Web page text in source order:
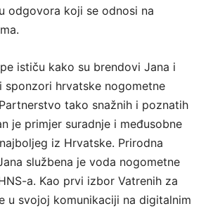
odgovora koji se odnosi na
ističu kako su brendovi Jana i
sponzori hrvatske nogometne
tako snažnih i poznatih
je primjer suradnje i međusobne
iz Hrvatske. Prirodna
službena je voda nogometne
a. Kao prvi izbor Vatrenih za
u svojoj komunikaciji na digitalnim